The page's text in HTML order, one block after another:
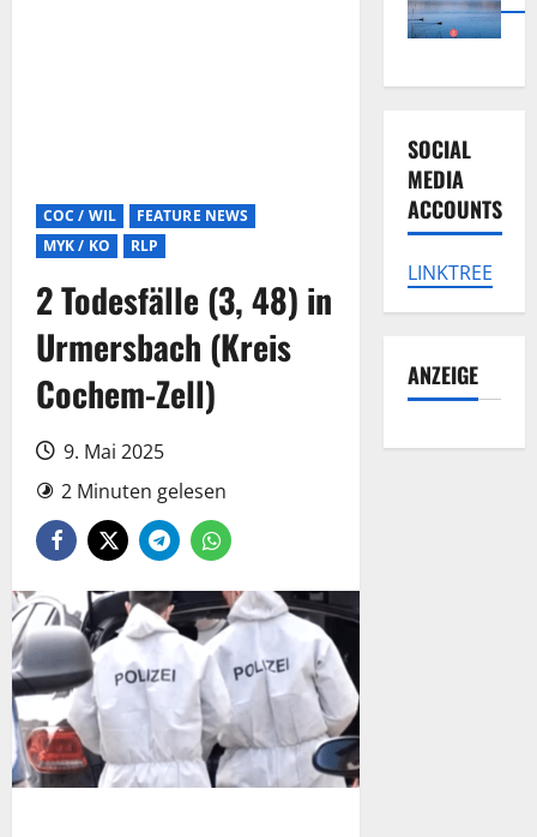
COC / WIL
FEATURE NEWS
MYK / KO
RLP
2 Todesfälle (3, 48) in
Urmersbach (Kreis
Cochem-Zell)
9. Mai 2025
2 Minuten gelesen
SOCIAL
MEDIA
ACCOUNTS
LINKTREE
ANZEIGE